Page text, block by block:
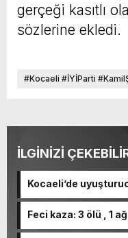
gerçeği kasıtlı
sözlerine ekledi.
#Kocaeli #İYİParti
İLGİNİZİ
Kocaeli’de
Feci kaza: 3 ölü , 1